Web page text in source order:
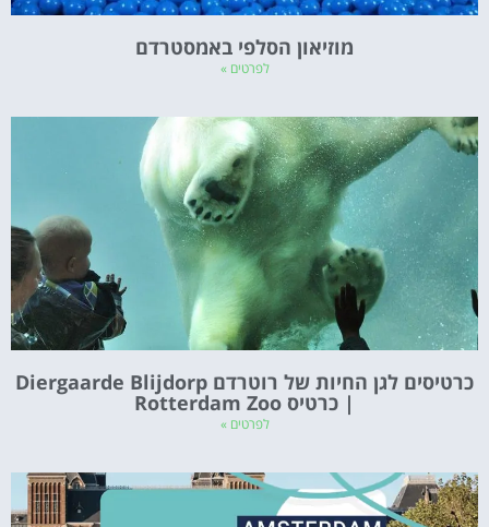
מוזיאון הסלפי באמסטרדם
לפרטים »
כרטיסים לגן החיות של רוטרדם Diergaarde Blijdorp
| כרטיס Rotterdam Zoo
לפרטים »